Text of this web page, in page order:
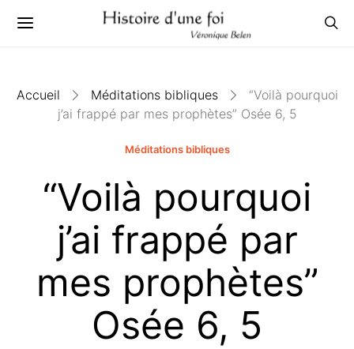
Accueil Méditations bibliques
“Voilà pourquoi
j’ai frappé par mes prophètes” Osée 6, 5
Méditations bibliques
“Voilà pourquoi
j’ai frappé par
mes prophètes”
Osée 6, 5